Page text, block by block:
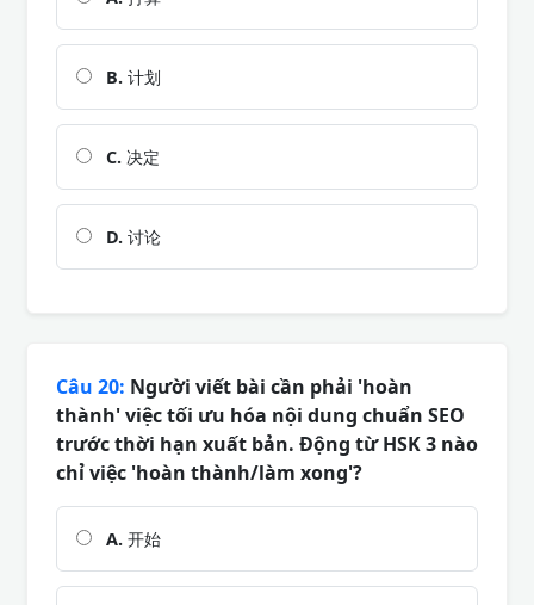
B. 计划
C. 决定
D. 讨论
Câu 20: Người viết bài cần phải 'hoàn
thành' việc tối ưu hóa nội dung chuẩn SEO
trước thời hạn xuất bản. Động từ HSK 3 nào
chỉ việc 'hoàn thành/làm xong'?
A. 开始